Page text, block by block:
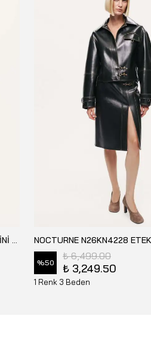
NOCTURNE KEMERLİ VE YIRTMAÇLI MİNİ ETEK - N26KN4240 NOCTURNE N26KN4228 ETEK
%50
₺ 6,499.00
₺ 3,249.50
1 Renk 3 Beden